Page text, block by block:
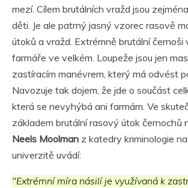
mezí. Cílem brutálních vražd jsou
děti. Je ale patrný jasný vzorec rasově
útoků a vražd. Extrémně brutální černoši
farmáře ve velkém. Loupeže jsou jen
zastíracím manévrem, který má odvést
Navozuje tak dojem, že jde o součást
která se nevyhýbá ani farmám. Ve
základem brutální rasový útok černochů
Neels Moolman z katedry kriminologie
univerzitě uvádí:
"Extrémní míra násilí je využívaná k